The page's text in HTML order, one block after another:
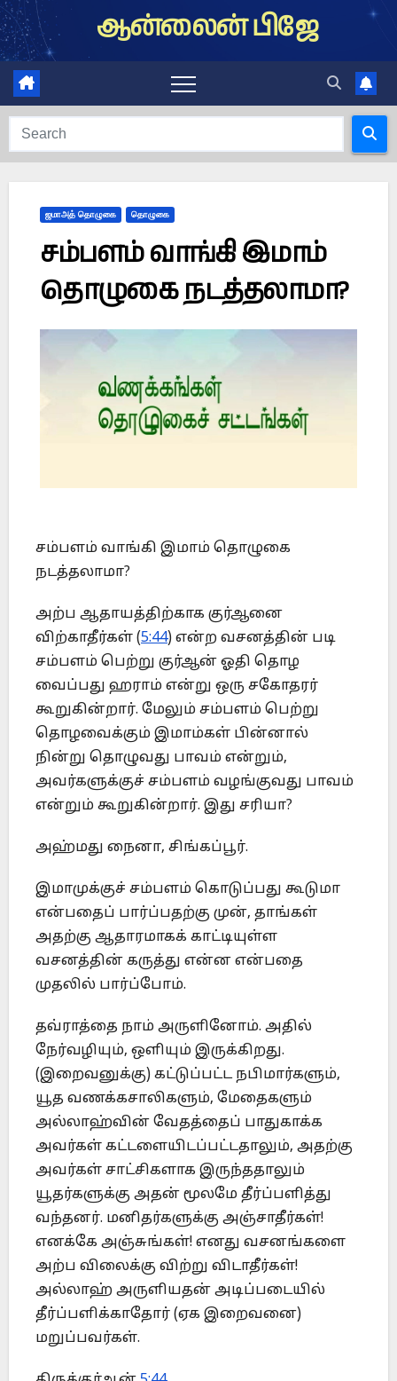
Skip
to
content
ஆன்லைன் பிஜே
ஜமாஅத் தொழுகை தொழுகை
சம்பளம் வாங்கி இமாம்
தொழுகை நடத்தலாமா?
சம்பளம் வாங்கி இமாம் தொழுகை
நடத்தலாமா?
அற்ப ஆதாயத்திற்காக குர்ஆனை
விற்காதீர்கள் (5:44) என்ற வசனத்தின் படி
சம்பளம் பெற்று குர்ஆன் ஓதி தொழ
வைப்பது ஹராம் என்று ஒரு சகோதரர்
கூறுகின்றார். மேலும் சம்பளம் பெற்று
தொழவைக்கும் இமாம்கள் பின்னால்
நின்று தொழுவது பாவம் என்றும்,
அவர்களுக்குச் சம்பளம் வழங்குவது பாவம்
என்றும் கூறுகின்றார். இது சரியா?
அஹ்மது நைனா, சிங்கப்பூர்.
இமாமுக்குச் சம்பளம் கொடுப்பது கூடுமா
என்பதைப் பார்ப்பதற்கு முன், தாங்கள்
அதற்கு ஆதாரமாகக் காட்டியுள்ள
வசனத்தின் கருத்து என்ன என்பதை
முதலில் பார்ப்போம்.
தவ்ராத்தை நாம் அருளினோம். அதில்
நேர்வழியும், ஒளியும் இருக்கிறது.
(இறைவனுக்கு) கட்டுப்பட்ட நபிமார்களும்,
யூத வணக்கசாலிகளும், மேதைகளும்
அல்லாஹ்வின் வேதத்தைப் பாதுகாக்க
அவர்கள் கட்டளையிடப்பட்டதாலும், அதற்கு
அவர்கள் சாட்சிகளாக இருந்ததாலும்
யூதர்களுக்கு அதன் மூலமே தீர்ப்பளித்து
வந்தனர். மனிதர்களுக்கு அஞ்சாதீர்கள்!
எனக்கே அஞ்சுங்கள்! எனது வசனங்களை
அற்ப விலைக்கு விற்று விடாதீர்கள்!
அல்லாஹ் அருளியதன் அடிப்படையில்
தீர்ப்பளிக்காதோர் (ஏக இறைவனை)
மறுப்பவர்கள்.